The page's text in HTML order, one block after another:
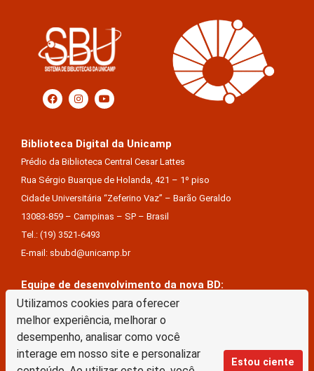
Utilizamos cookies para oferecer
melhor experiência, melhorar o
desempenho, analisar como você
interage em nosso site e personalizar
Estou ciente
Biblioteca Digital da Unicamp
Prédio da Biblioteca Central Cesar Lattes
Rua Sérgio Buarque de Holanda, 421 – 1º piso
Cidade Universitária “Zeferino Vaz” – Barão Geraldo
13083-859 – Campinas – SP – Brasil
Tel.: (19) 3521-6493
E-mail: sbubd@unicamp.br
Equipe de desenvolvimento da nova BD:
Keite Aparecida Duarte
Márcio Vinícius De Jesus Almeida
Saul Victor De Castro E Silva